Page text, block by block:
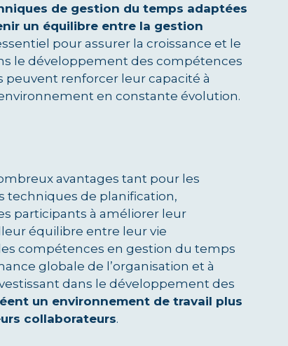
de gestion du temps adaptées
un équilibre entre la gestion
pour assurer la croissance et le
le développement des compétences
renforcer leur capacité à
en constante évolution.
avantages tant pour les
techniques de planification,
participants à améliorer leur
équilibre entre leur vie
compétences en gestion du temps
globale de l’organisation et à
dans le développement des
un environnement de travail plus
collaborateurs.